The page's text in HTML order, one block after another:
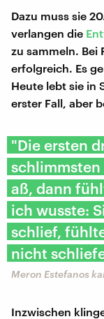
Dazu muss sie
verlangen die
zu sammeln. Bei
erfolgreich. Es
Heute lebt sie in
erster Fall, aber
"Die ersten
schlimmsten
aß, dann
ich wusste:
schlief,
nicht
Meron Estefanos
Inzwischen